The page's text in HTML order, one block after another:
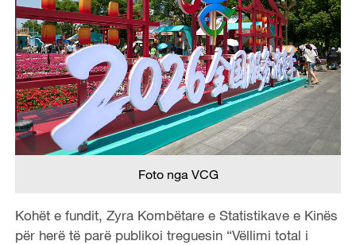
Foto nga VCG
Kohët e fundit, Zyra Kombëtare e Statistikave e Kinës
për herë të parë publikoi treguesin “Vëllimi total i